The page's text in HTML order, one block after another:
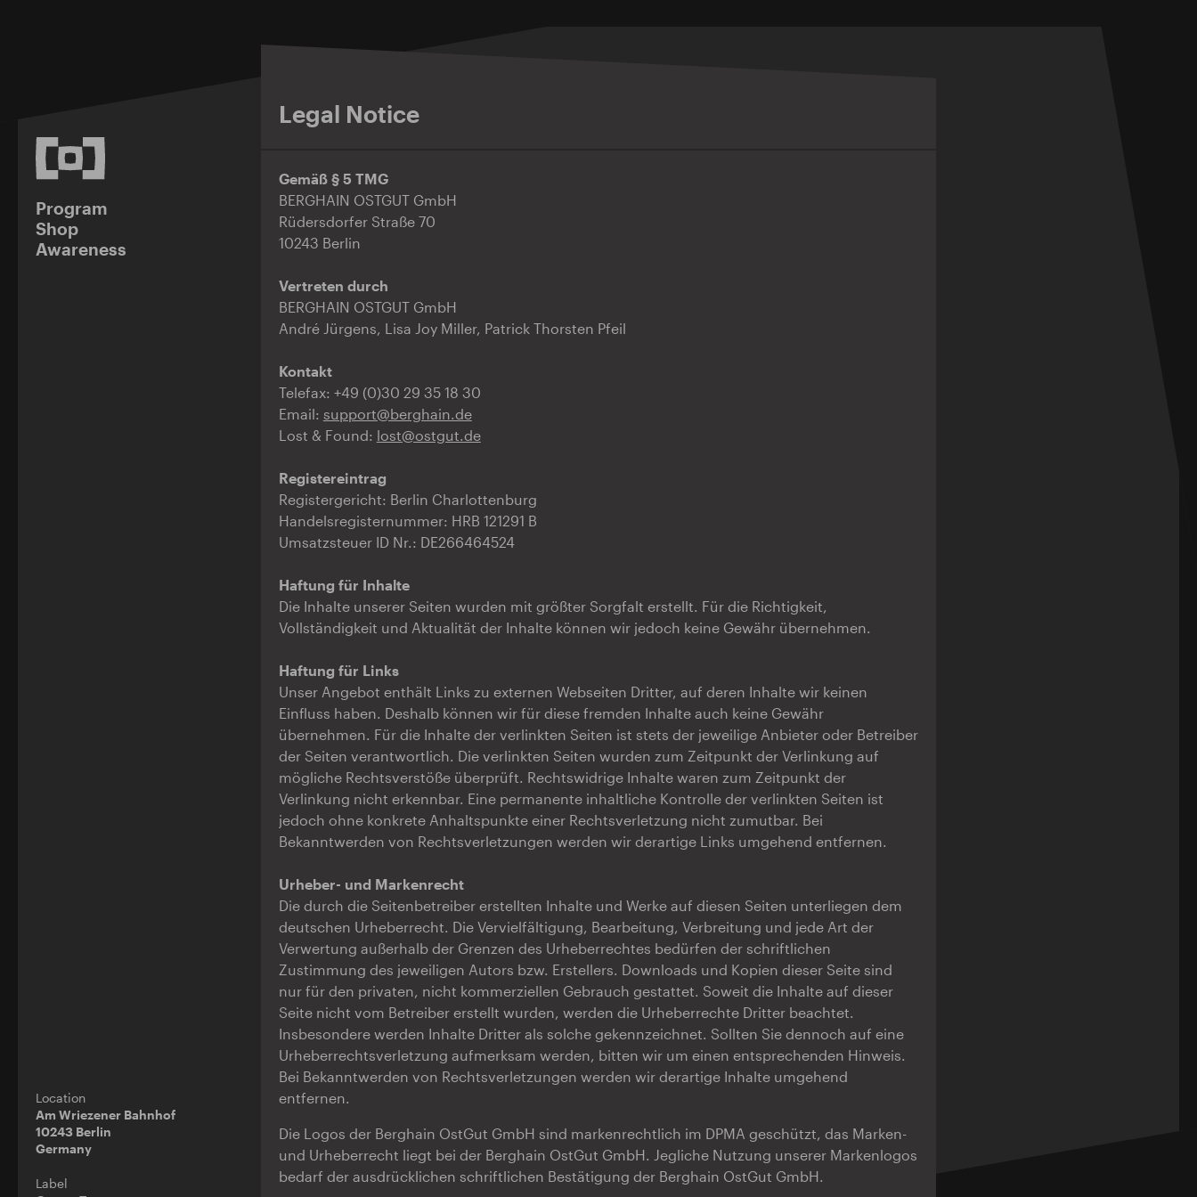
Program
Shop
Awareness
Location
Am Wriezener Bahnhof
10243 Berlin
Germany
Label
Legal Notice
Gemäß § 5 TMG
BERGHAIN OSTGUT GmbH
Rüdersdorfer Straße 70
10243 Berlin
Vertreten durch
BERGHAIN OSTGUT GmbH
André Jürgens, Lisa Joy Miller, Patrick Thorsten Pfeil
Kontakt
Telefax: +49 (0)30 29 35 18 30
Email: support@berghain.de
Lost & Found: lost@ostgut.de
Registereintrag
Registergericht: Berlin Charlottenburg
Handelsregisternummer: HRB 121291 B
Umsatzsteuer ID Nr.: DE266464524
Haftung für Inhalte
Die Inhalte unserer Seiten wurden mit größter Sorgfalt erstellt. Für die Richtigkeit,
Vollständigkeit und Aktualität der Inhalte können wir jedoch keine Gewähr übernehmen.
Haftung für Links
Unser Angebot enthält Links zu externen Webseiten Dritter, auf deren Inhalte wir keinen
Einfluss haben. Deshalb können wir für diese fremden Inhalte auch keine Gewähr
übernehmen. Für die Inhalte der verlinkten Seiten ist stets der jeweilige Anbieter oder Betreiber
der Seiten verantwortlich. Die verlinkten Seiten wurden zum Zeitpunkt der Verlinkung auf
mögliche Rechtsverstöße überprüft. Rechtswidrige Inhalte waren zum Zeitpunkt der
Verlinkung nicht erkennbar. Eine permanente inhaltliche Kontrolle der verlinkten Seiten ist
jedoch ohne konkrete Anhaltspunkte einer Rechtsverletzung nicht zumutbar. Bei
Bekanntwerden von Rechtsverletzungen werden wir derartige Links umgehend entfernen.
Urheber- und Markenrecht
Die durch die Seitenbetreiber erstellten Inhalte und Werke auf diesen Seiten unterliegen dem
deutschen Urheberrecht. Die Vervielfältigung, Bearbeitung, Verbreitung und jede Art der
Verwertung außerhalb der Grenzen des Urheberrechtes bedürfen der schriftlichen
Zustimmung des jeweiligen Autors bzw. Erstellers. Downloads und Kopien dieser Seite sind
nur für den privaten, nicht kommerziellen Gebrauch gestattet. Soweit die Inhalte auf dieser
Seite nicht vom Betreiber erstellt wurden, werden die Urheberrechte Dritter beachtet.
Insbesondere werden Inhalte Dritter als solche gekennzeichnet. Sollten Sie dennoch auf eine
Urheberrechtsverletzung aufmerksam werden, bitten wir um einen entsprechenden Hinweis.
Bei Bekanntwerden von Rechtsverletzungen werden wir derartige Inhalte umgehend
entfernen.
Die Logos der Berghain OstGut GmbH sind markenrechtlich im DPMA geschützt, das Marken-
und Urheberrecht liegt bei der Berghain OstGut GmbH. Jegliche Nutzung unserer Markenlogos
bedarf der ausdrücklichen schriftlichen Bestätigung der Berghain OstGut GmbH.